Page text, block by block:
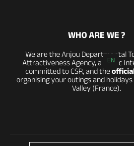
EN
WHO ARE WE ?
We are the Anjou Departmental
Attractiveness Agency, a Public
committed to CSR, and the
organising your outings and holidays
Valley (France).